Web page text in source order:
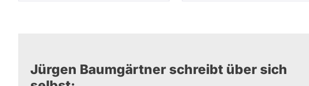
Jürgen Baumgärtner schreibt über sich